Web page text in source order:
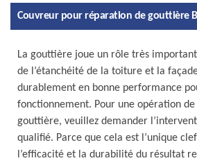
Couvreur pour réparation de gouttière
La gouttière joue un rôle très
de l’étanchéité de la toiture et la
durablement en bonne performance
fonctionnement. Pour une opération
gouttière, veuillez demander
qualifié. Parce que cela est l’unique
l’efficacité et la durabilité du résultat